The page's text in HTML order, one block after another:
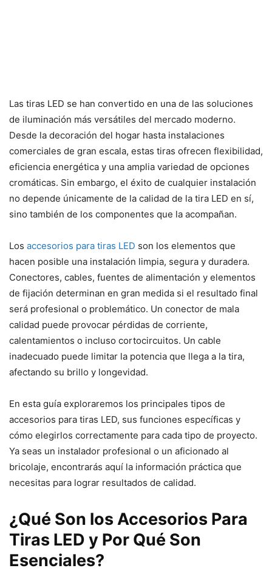
Las tiras LED se han convertido en una de las soluciones
de iluminación más versátiles del mercado moderno.
Desde la decoración del hogar hasta instalaciones
comerciales de gran escala, estas tiras ofrecen flexibilidad,
eficiencia energética y una amplia variedad de opciones
cromáticas. Sin embargo, el éxito de cualquier instalación
no depende únicamente de la calidad de la tira LED en sí,
sino también de los componentes que la acompañan.
Los accesorios para tiras LED son los elementos que
hacen posible una instalación limpia, segura y duradera.
Conectores, cables, fuentes de alimentación y elementos
de fijación determinan en gran medida si el resultado final
será profesional o problemático. Un conector de mala
calidad puede provocar pérdidas de corriente,
calentamientos o incluso cortocircuitos. Un cable
inadecuado puede limitar la potencia que llega a la tira,
afectando su brillo y longevidad.
En esta guía exploraremos los principales tipos de
accesorios para tiras LED, sus funciones específicas y
cómo elegirlos correctamente para cada tipo de proyecto.
Ya seas un instalador profesional o un aficionado al
bricolaje, encontrarás aquí la información práctica que
necesitas para lograr resultados de calidad.
¿Qué Son los Accesorios Para
Tiras LED y Por Qué Son
Esenciales?